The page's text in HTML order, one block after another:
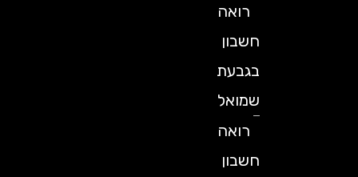
רואה
חשבון
בגבעת
שמואל
רואה
חשבון